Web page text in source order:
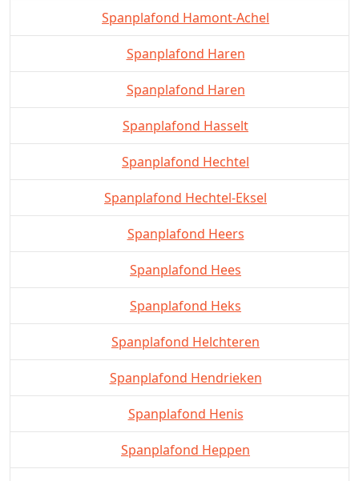
Spanplafond Hamont-Achel
Spanplafond Haren
Spanplafond Haren
Spanplafond Hasselt
Spanplafond Hechtel
Spanplafond Hechtel-Eksel
Spanplafond Heers
Spanplafond Hees
Spanplafond Heks
Spanplafond Helchteren
Spanplafond Hendrieken
Spanplafond Henis
Spanplafond Heppen